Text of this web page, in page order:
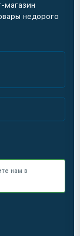
магазин
недорого
нам в